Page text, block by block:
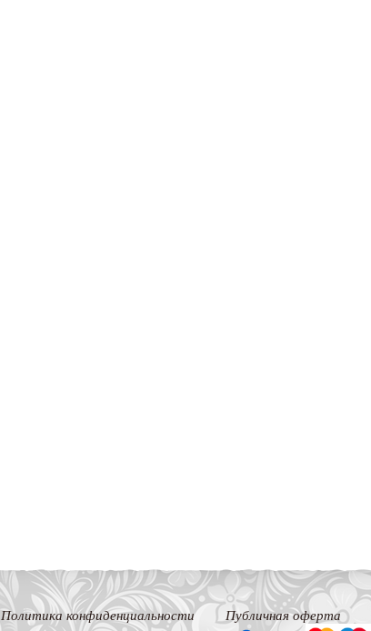
Политика конфиденциальности Публичная оферта